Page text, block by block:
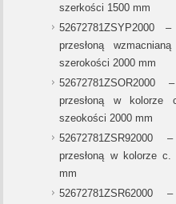
szerkości 1500 mm
przesłoną
szerokości 2000 mm
przesłoną w
szeokości 2000 mm
przesłoną w kolorze
mm